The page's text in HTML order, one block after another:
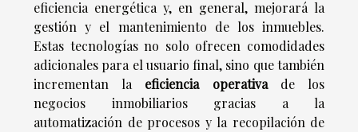
eficiencia energética y, en general, mejorará la
gestión y el mantenimiento de los inmuebles.
Estas tecnologías no solo ofrecen comodidades
adicionales para el usuario final, sino que también
incrementan la eficiencia operativade los
negocios inmobiliarios gracias a la
automatización de procesos y la recopilación de